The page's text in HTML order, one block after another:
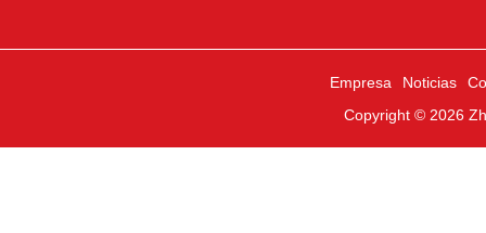
Empresa Noticias
Copyright © 2026